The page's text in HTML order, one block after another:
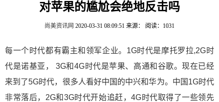
对苹果的尴尬会绝地反击吗
尚美资讯网 2020-03-31 08:09:51 来源： 阅读：1031
每一个时代都有霸主和领军企业。1G时代是摩托罗拉,2G时
代是诺基亚， 3G和4G时代是苹果、高通和谷歌。现在已经
来到了5G时代，很多人看好中国的中兴和华为。中国1G时代
非常落后，2G和3G时代开始追赶，4G时代取得了一些领先